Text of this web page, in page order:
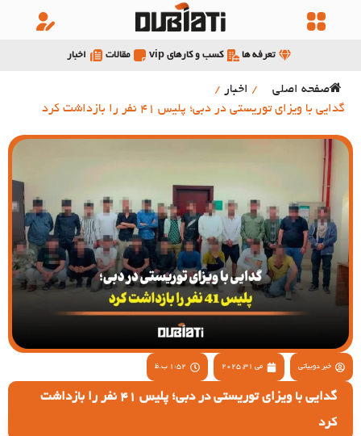
تعرفه ها کسب و کارهای vip مقالات اخبار
صفحه اصلی / اخبار /
گدایی با ویزای توریستی در دبی؛ پلیس 41 نفر را بازداشت کرد
خبر دوبیاتی می 31, 2025 1:52 ب.ظ
گدایی با ویزای توریستی در دبی؛ پلیس 41 نفر را بازداشت
کرد